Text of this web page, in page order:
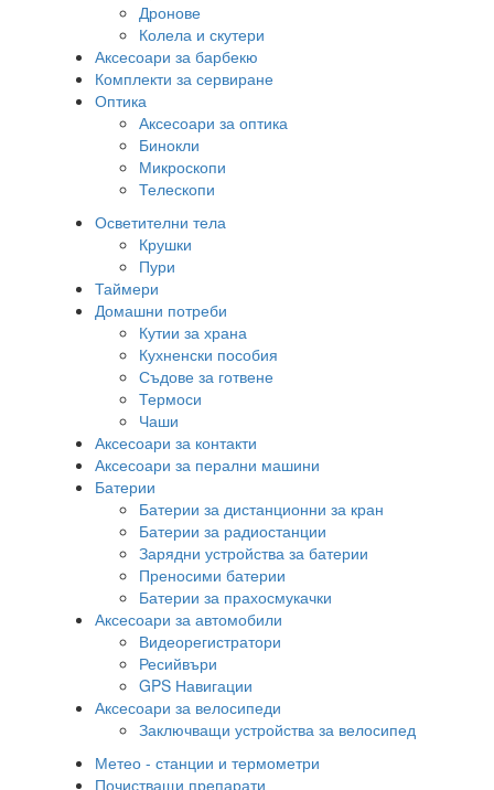
Дронове
Колела и скутери
Аксесоари за барбекю
Комплекти за сервиране
Оптика
Аксесоари за оптика
Бинокли
Микроскопи
Телескопи
Осветителни тела
Крушки
Пури
Таймери
Домашни потреби
Кутии за храна
Кухненски пособия
Съдове за готвене
Термоси
Чаши
Аксесоари за контакти
Аксесоари за перални машини
Батерии
Батерии за дистанционни за кран
Батерии за радиостанции
Зарядни устройства за батерии
Преносими батерии
Батерии за прахосмукачки
Аксесоари за автомобили
Видеорегистратори
Ресийвъри
GPS Навигации
Аксесоари за велосипеди
Заключващи устройства за велосипед
Метео - станции и термометри
Почистващи препарати